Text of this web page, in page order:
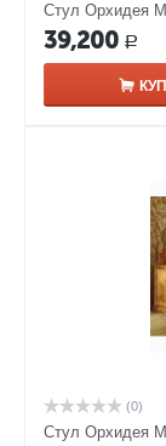
Стул Орхидея
39,200 Р
(0)
Стул Орхидея